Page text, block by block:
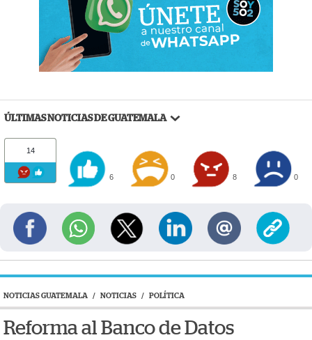
ÚLTIMAS NOTICIAS DE GUATEMALA
14
6 0 8 0
NOTICIAS GUATEMALA / NOTICIAS / POLÍTICA
Reforma al Banco de Datos